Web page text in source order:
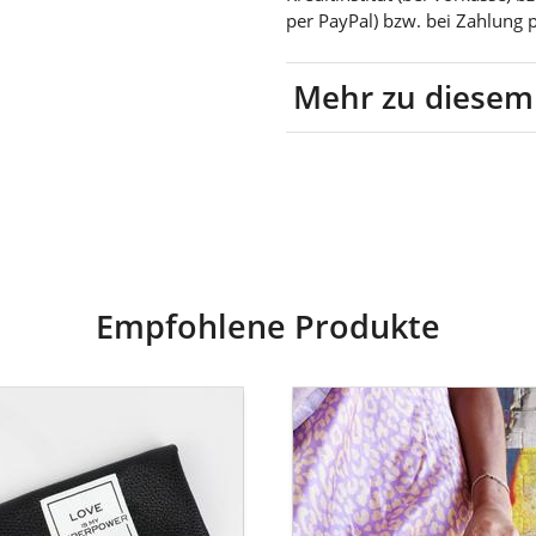
per PayPal) bzw. bei Zahlung
Mehr zu
Empfohlene Produkte
goldmarie
Britt-
Portemonnaie
LOVE
IS
MY